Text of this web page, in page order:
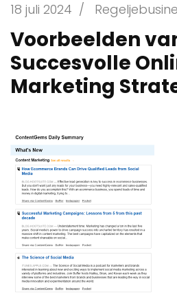
18 juli 2024 /
Voorbeelden
Succesvolle
Marketing